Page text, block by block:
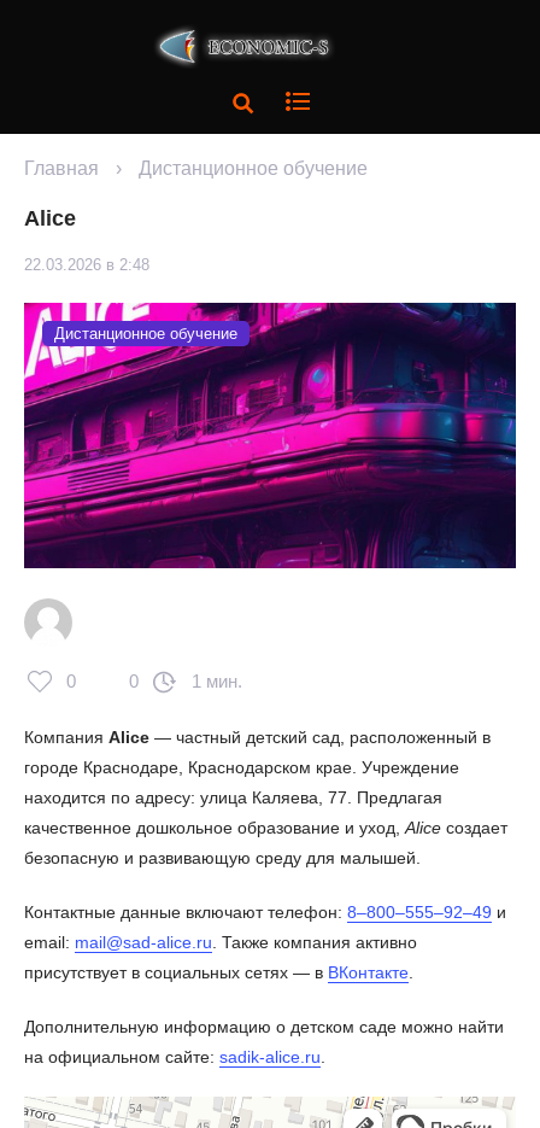
Главная › Дистанционное обучение
Alice
22.03.2026 в 2:48
Дистанционное обучение
0 0 1 мин.
Компания Alice — частный детский сад, расположенный в
городе Краснодаре, Краснодарском крае. Учреждение
находится по адресу: улица Каляева, 77. Предлагая
качественное дошкольное образование и уход, Alice создает
безопасную и развивающую среду для малышей.
Контактные данные включают телефон: 8‒800‒555‒92‒49 и
email: mail@sad-alice.ru . Также компания активно
присутствует в социальных сетях — в ВКонтакте
Дополнительную информацию о детском саде можно найти
на официальном сайте: sadik-alice.ru